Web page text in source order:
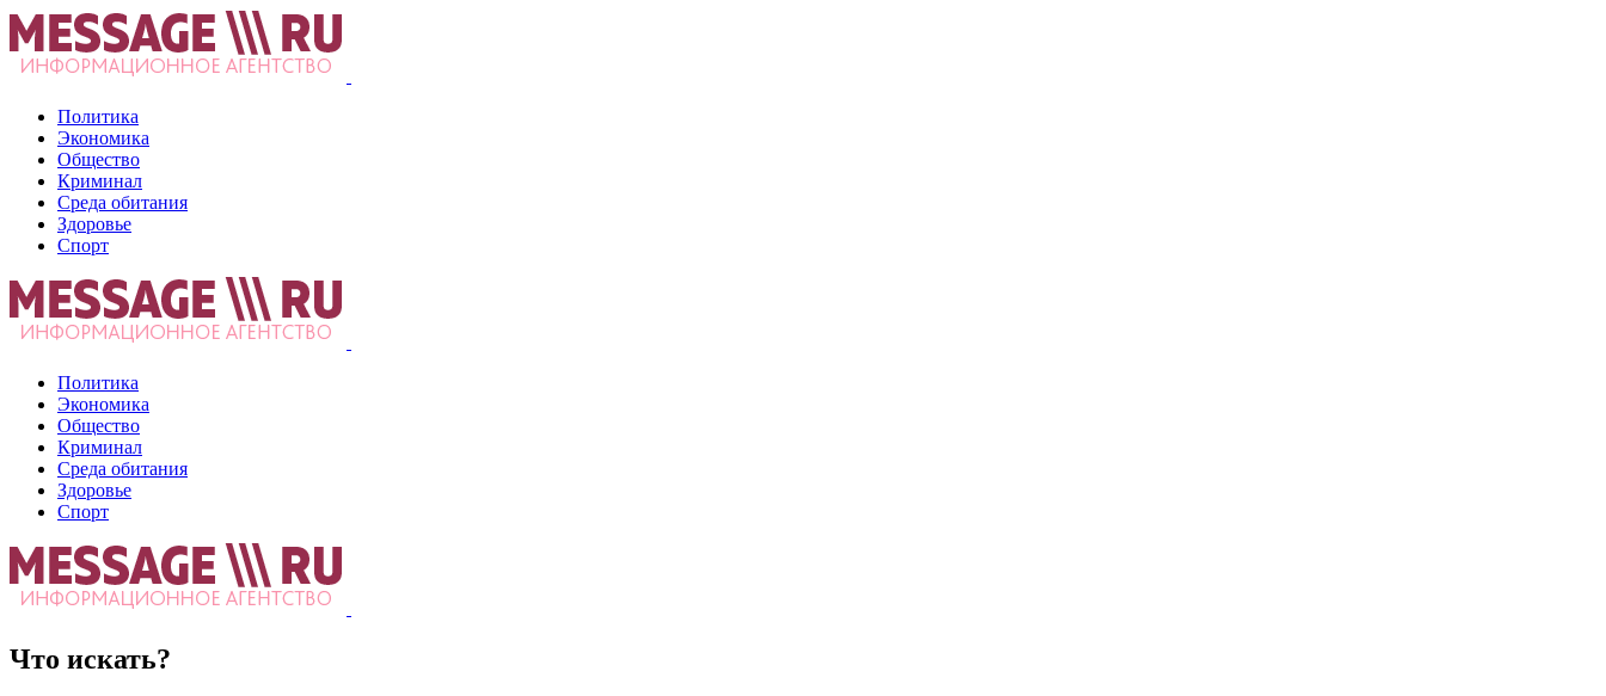
Политика
Экономика
Общество
Криминал
Среда обитания
Здоровье
Спорт
Политика
Экономика
Общество
Криминал
Среда обитания
Здоровье
Спорт
Что искать?